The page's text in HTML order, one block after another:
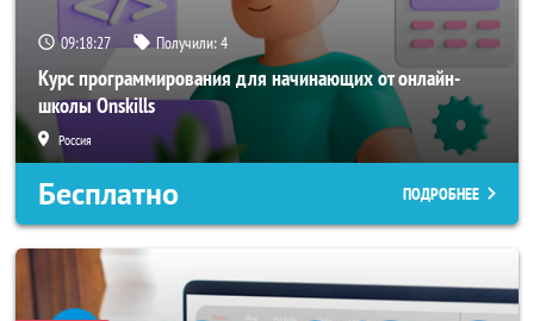
09:18:27 Получили:4
Курс программирования для начинающих от онлайн-
школы Onskills
Россия
Бесплатно ПОДРОБНЕЕ